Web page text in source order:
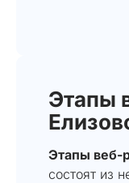
Этапы
Этапы веб-
состоят из